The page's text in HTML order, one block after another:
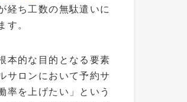
経ち工数の無駄遣いに
す。
本的な目的となる要素
サロンにおいて予約サ
率を上げたい」という